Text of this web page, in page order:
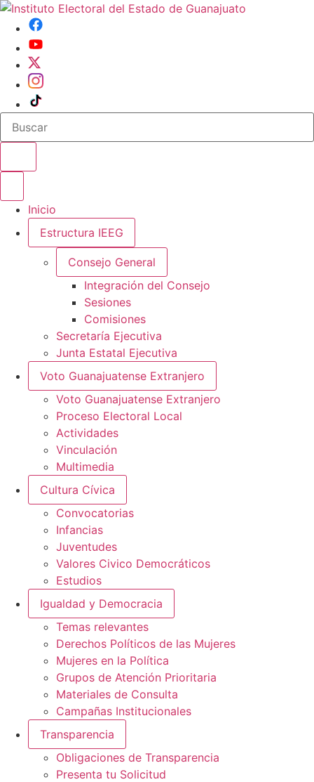
Buscar en el sitio
Inicio
Estructura IEEG
Consejo General
Integración del Consejo
Sesiones
Comisiones
Secretaría Ejecutiva
Junta Estatal Ejecutiva
Voto Guanajuatense Extranjero
Voto Guanajuatense Extranjero
Proceso Electoral Local
Actividades
Vinculación
Multimedia
Cultura Cívica
Convocatorias
Infancias
Juventudes
Valores Civico Democráticos
Estudios
Igualdad y Democracia
Temas relevantes
Derechos Políticos de las Mujeres
Mujeres en la Política
Grupos de Atención Prioritaria
Materiales de Consulta
Campañas Institucionales
Transparencia
Obligaciones de Transparencia
Presenta tu Solicitud